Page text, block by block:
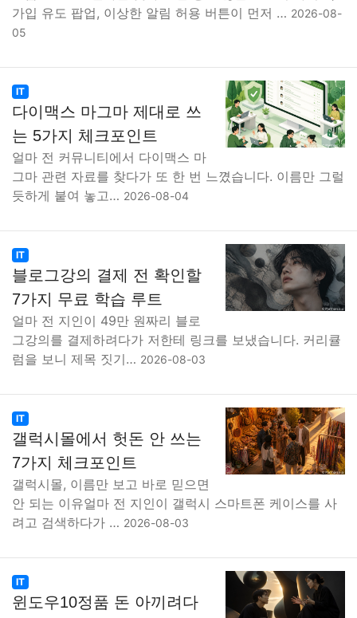
가입 유도 팝업, 이상한 알림 허용 버튼이 먼저 … 2026-08-
05
IT
다이맥스 마그마 제대로 쓰
는 5가지 체크포인트
얼마 전 커뮤니티에서 다이맥스 마
그마 관련 자료를 찾다가 또 한 번 느꼈습니다. 이름만 그럴
듯하게 붙여 놓고… 2026-08-04
IT
블로그강의 결제 전 확인할
7가지 무료 학습 루트
얼마 전 지인이 49만 원짜리 블로
그강의를 결제하려다가 저한테 링크를 보냈습니다. 커리큘
럼을 보니 제목 짓기… 2026-08-03
IT
갤럭시몰에서 헛돈 안 쓰는
7가지 체크포인트
갤럭시몰, 이름만 보고 바로 믿으면
안 되는 이유얼마 전 지인이 갤럭시 스마트폰 케이스를 사
려고 검색하다가 … 2026-08-03
IT
윈도우10정품 돈 아끼려다